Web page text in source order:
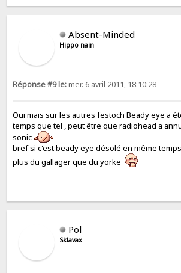
Absent-Minded
Hippo nain
Réponse #9 le:mer. 6 avril 2011, 18:10:28
Oui mais sur les autres festoch Beady eye a
temps que tel , peut être que radiohead a
sonic
bref si c'est beady eye désolé en même
plus du gallager que du yorke
Pol
Sklavax